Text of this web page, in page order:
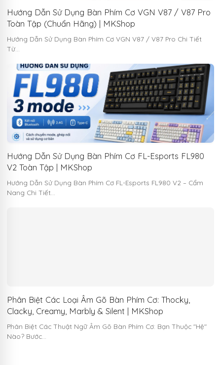
Hướng Dẫn Sử Dụng Bàn Phím Cơ VGN V87 / V87 Pro
Toàn Tập (Chuẩn Hãng) | MKShop
Hướng Dẫn Sử Dụng Bàn Phím Cơ VGN V87 / V87 Pro Chi Tiết
Từ…
Hướng Dẫn Sử Dụng Bàn Phím Cơ FL-Esports FL980
V2 Toàn Tập | MKShop
Hướng Dẫn Sử Dụng Bàn Phím Cơ FL-Esports FL980 V2 – Cẩm
Nang Chi Tiết…
Phân Biệt Các Loại Âm Gõ Bàn Phím Cơ: Thocky,
Clacky, Creamy, Marbly & Silent | MKShop
Phân Biệt Các Thuật Ngữ Âm Gõ Bàn Phím Cơ: Bạn Thuộc "Hệ"
Nào? Bước…